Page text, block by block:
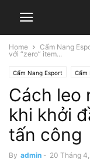
Home Cẩm Nang
với “zero” item...
Cẩm Nang Esport Cẩm
Tin Tức LMHT
Cách leo
khi khởi
tấn công
By admin - 20 Tháng